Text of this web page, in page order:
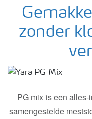
Nieuwsbrieven
Gewassen
Meststoffen
zonder
PG mix is een
samengestelde